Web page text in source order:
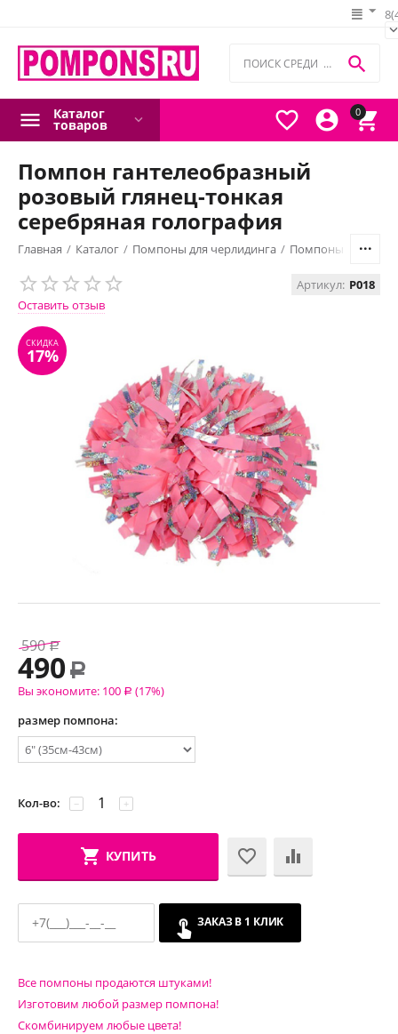
0




Каталог
товаров
Помпон гантелеобразный
розовый глянец-тонкая
серебряная голография
Главная / Каталог / Помпоны для черлидинга / Помпоны
Оставить отзыв
Артикул: P018
СКИДКА
17%
590 Р
490 Р
Вы экономите: 100 Р (17%)
размер помпона:
Кол-во: +
−
КУПИТЬ
ЗАКАЗ В 1 КЛИК
Все помпоны продаются штуками!
Изготовим любой размер помпона!
Скомбинируем любые цвета!